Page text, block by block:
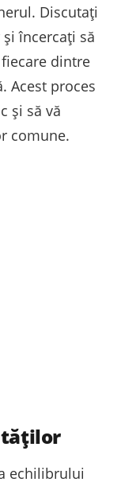
Discutați
încercați să
dintre
Acest proces
și să vă
comune.
echilibrului